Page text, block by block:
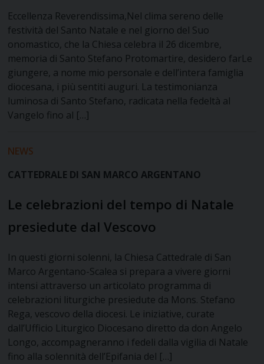
Eccellenza Reverendissima,Nel clima sereno delle
festività del Santo Natale e nel giorno del Suo
onomastico, che la Chiesa celebra il 26 dicembre,
memoria di Santo Stefano Protomartire, desidero farLe
giungere, a nome mio personale e dell’intera famiglia
diocesana, i più sentiti auguri. La testimonianza
luminosa di Santo Stefano, radicata nella fedeltà al
Vangelo fino al […]
NEWS
CATTEDRALE DI SAN MARCO ARGENTANO
Le celebrazioni del tempo di Natale
presiedute dal Vescovo
In questi giorni solenni, la Chiesa Cattedrale di San
Marco Argentano-Scalea si prepara a vivere giorni
intensi attraverso un articolato programma di
celebrazioni liturgiche presiedute da Mons. Stefano
Rega, vescovo della diocesi. Le iniziative, curate
dall’Ufficio Liturgico Diocesano diretto da don Angelo
Longo, accompagneranno i fedeli dalla vigilia di Natale
fino alla solennità dell’Epifania del […]